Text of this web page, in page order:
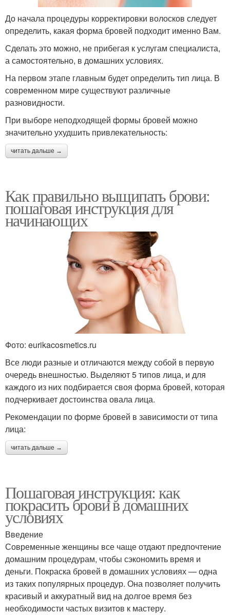
До начала процедуры корректировки волосков следует
определить, какая форма бровей подходит именно Вам.
Сделать это можно, не прибегая к услугам специалиста,
а самостоятельно, в домашних условиях.
На первом этапе главным будет определить тип лица. В
современном мире существуют различные
разновидности.
При выборе неподходящей формы бровей можно
значительно ухудшить привлекательность:
читать дальше →
Как правильно выщипать брови:
пошаговая инструкция для
начинающих
Фото: eurikacosmetics.ru
Все люди разные и отличаются между собой в первую
очередь внешностью. Выделяют 5 типов лица, и для
каждого из них подбирается своя форма бровей, которая
подчеркивает достоинства овала лица.
Рекомендации по форме бровей в зависимости от типа
лица:
читать дальше →
Пошаговая инструкция: как
покрасить брови в домашних
условиях
Введение
Современные женщины все чаще отдают предпочтение
домашним процедурам, чтобы сэкономить время и
деньги. Покраска бровей в домашних условиях — одна
из таких популярных процедур. Она позволяет получить
красивый и аккуратный вид на долгое время без
необходимости частых визитов к мастеру.